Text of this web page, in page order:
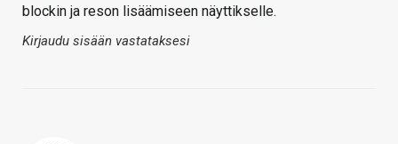
blockin ja reson lisäämiseen näyttikselle.
Kirjaudu sisään vastataksesi